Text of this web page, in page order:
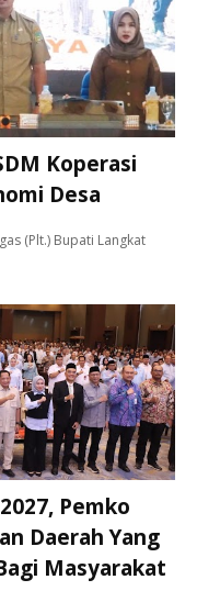
Koperasi
Desa
(Plt.) Bupati Langkat
Pemko
Daerah Yang
Masyarakat